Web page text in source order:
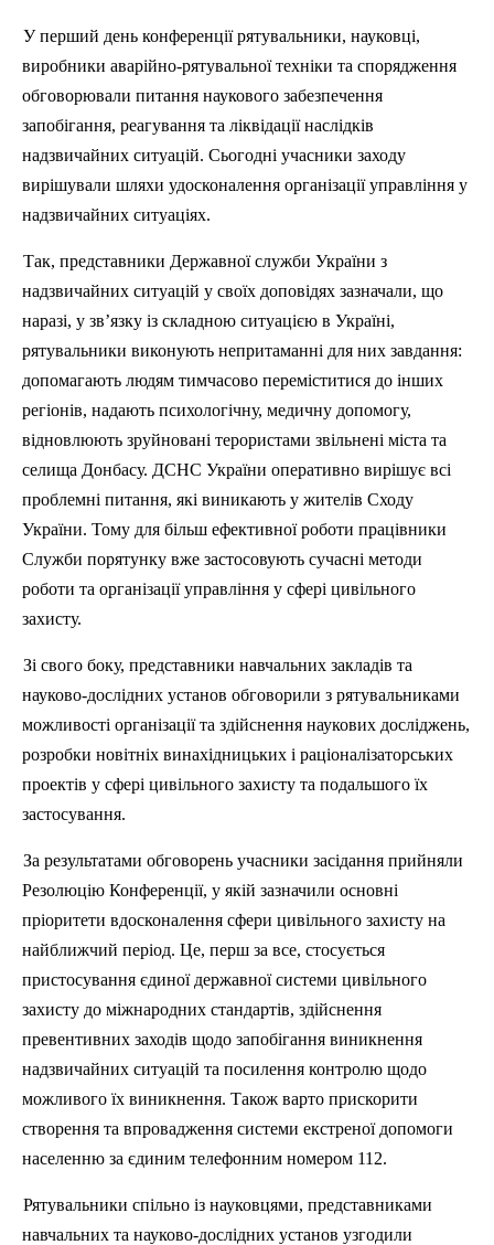
У перший день конференції рятувальники, науковці,
виробники аварійно-рятувальної техніки та спорядження
обговорювали питання наукового забезпечення
запобігання, реагування та ліквідації наслідків
надзвичайних ситуацій. Сьогодні учасники заходу
вирішували шляхи удосконалення організації управління у
надзвичайних ситуаціях.
Так, представники Державної служби України з
надзвичайних ситуацій у своїх доповідях зазначали, що
наразі, у зв’язку із складною ситуацією в Україні,
рятувальники виконують непритаманні для них завдання:
допомагають людям тимчасово переміститися до інших
регіонів, надають психологічну, медичну допомогу,
відновлюють зруйновані терористами звільнені міста та
селища Донбасу. ДСНС України оперативно вирішує всі
проблемні питання, які виникають у жителів Сходу
України. Тому для більш ефективної роботи працівники
Служби порятунку вже застосовують сучасні методи
роботи та організації управління у сфері цивільного
захисту.
Зі свого боку, представники навчальних закладів та
науково-дослідних установ обговорили з рятувальниками
можливості організаціїта здійснення наукових досліджень,
розробки новітніх винахідницьких і раціоналізаторських
проектів у сфері цивільного захисту та подальшого їх
застосування.
За результатами обговорень учасники засідання прийняли
Резолюцію Конференції, у якій зазначили основні
пріоритети вдосконалення сфери цивільного захисту на
найближчий період. Це, перш за все, стосується
пристосування єдиної державної системи цивільного
захисту до міжнародних стандартів, здійснення
превентивних заходів щодо запобігання виникнення
надзвичайних ситуацій та посилення контролю щодо
можливого їх виникнення. Також варто прискорити
створення та впровадження системи екстреної допомоги
населенню за єдиним телефонним номером 112.
Рятувальники спільно із науковцями, представниками
навчальних та науково-дослідних установ узгодили